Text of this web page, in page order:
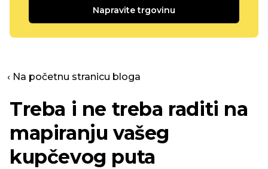
Napravite trgovinu
‹ Na početnu stranicu bloga
Treba i ne treba raditi na
mapiranju vašeg
kupčevog puta